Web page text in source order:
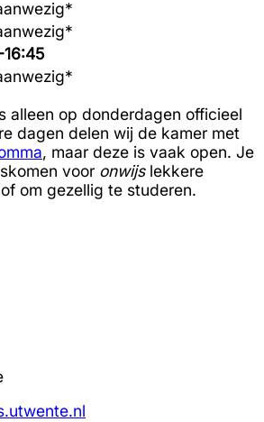
alleen op donderdagen officieel
dagen delen wij de kamer met
, maar deze is vaak open. Je
voor onwijslekkere
om gezellig te studeren.